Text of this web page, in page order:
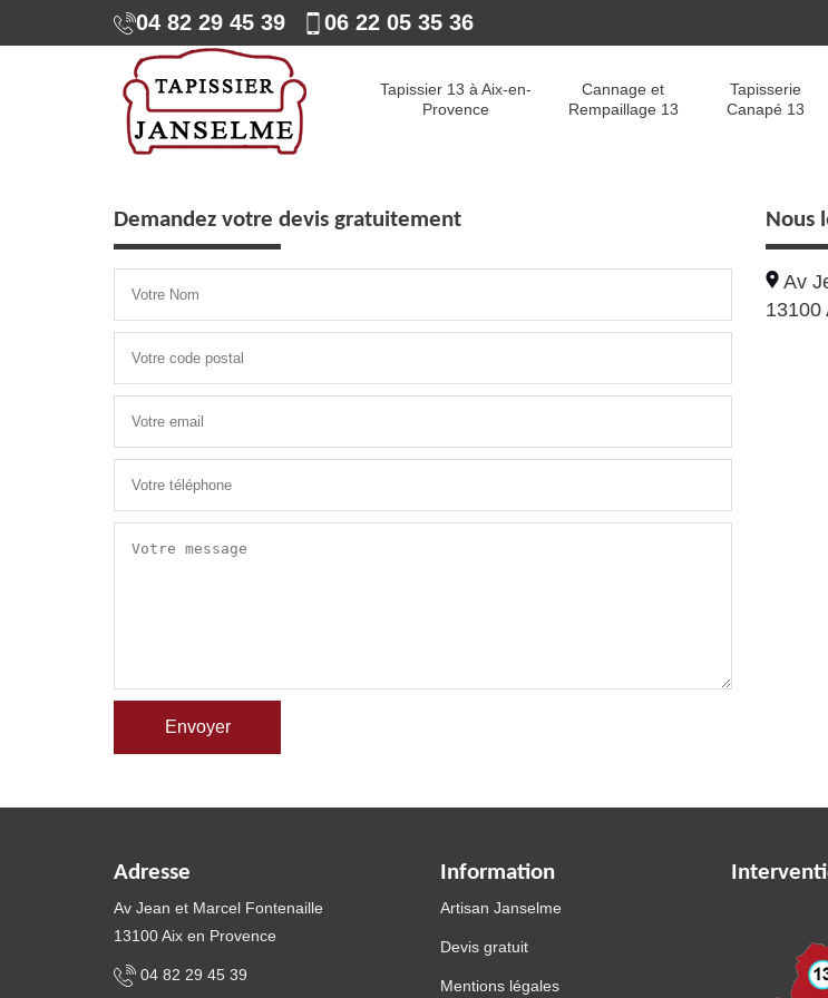
04 82 29 45 39 06 22 05 35 36
Tapissier 13 à Aix-en-
Provence
Cannage et
Rempaillage 13
Tapisserie
Canapé 13
Demandez votre devis gratuitement Nous
Av
13100
Adresse
Av Jean et Marcel Fontenaille
13100 Aix en Provence
04 82 29 45 39
Information
Artisan Janselme
Devis gratuit
Mentions légales